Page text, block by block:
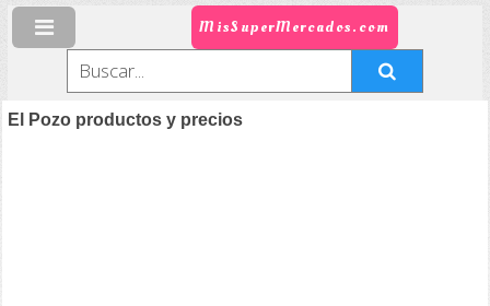
MisSuperMercados.com
El Pozo productos y precios